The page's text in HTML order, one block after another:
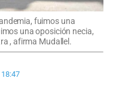
fuimos una
una oposición necia,
, afirma Mudallel.
18:47